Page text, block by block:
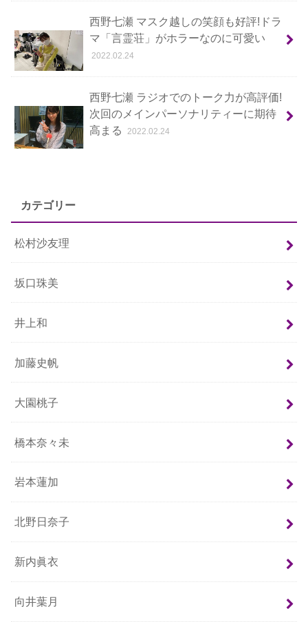
西野七瀬 マスク越しの笑顔も好評!ドラ
マ「言霊荘」がホラーなのに可愛い
2022.02.24
西野七瀬 ラジオでのトーク力が高評価!
次回のメインパーソナリティーに期待
高まる
2022.02.24
カテゴリー
松村沙友理
坂口珠美
井上和
加藤史帆
大園桃子
橋本奈々未
岩本蓮加
北野日奈子
新内眞衣
向井葉月